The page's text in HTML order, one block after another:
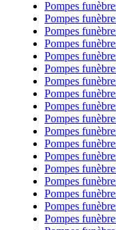
Pompes
Pompes
Pompes
Pompes
Pompes
Pompes
Pompes
Pompes
Pompes
Pompes
Pompes
Pompes
Pompes
Pompes
Pompes
Pompes
Pompes
Pompes